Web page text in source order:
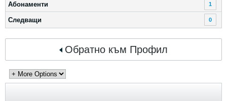
Абонаменти 1
Следващи 0
Обратно към Профил